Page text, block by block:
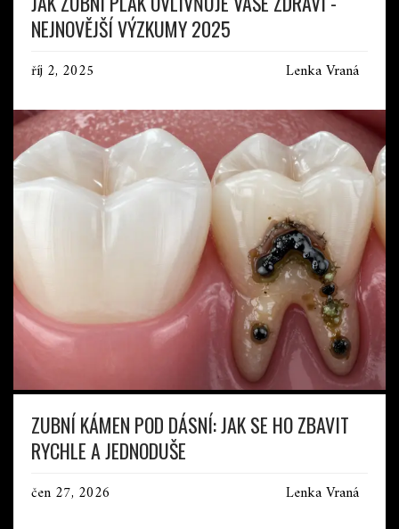
NEJNOVĚJŠÍ VÝZKUMY 2025
říj 2, 2025 Lenka Vraná
ZUBNÍ KÁMEN POD DÁSNÍ: JAK SE HO ZBAVIT
RYCHLE A JEDNODUŠE
čen 27, 2026 Lenka Vraná